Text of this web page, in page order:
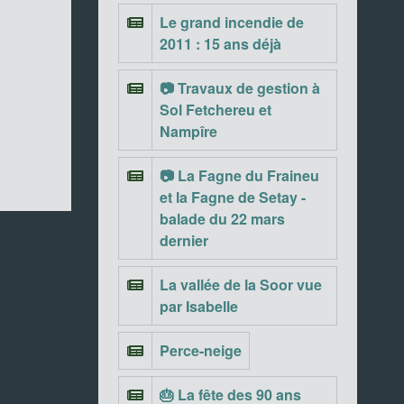
Le grand incendie de
2011 : 15 ans déjà
📷 Travaux de gestion à
Sol Fetchereu et
Nampîre
📷 La Fagne du Fraineu
et la Fagne de Setay -
balade du 22 mars
dernier
La vallée de la Soor vue
par Isabelle
Perce-neige
🎂 La fête des 90 ans